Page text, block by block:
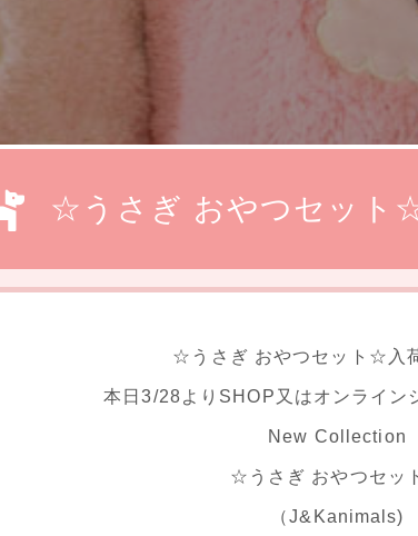
☆うさぎ おやつセット
☆うさぎ おやつセット☆入
本日3/28よりSHOP又はオンライン
New Collection
☆うさぎ おやつセッ
（J&Kanimals)